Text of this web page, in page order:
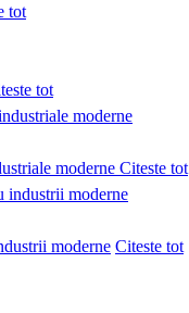
tot
tot
moderne Citeste tot
moderne Citeste tot